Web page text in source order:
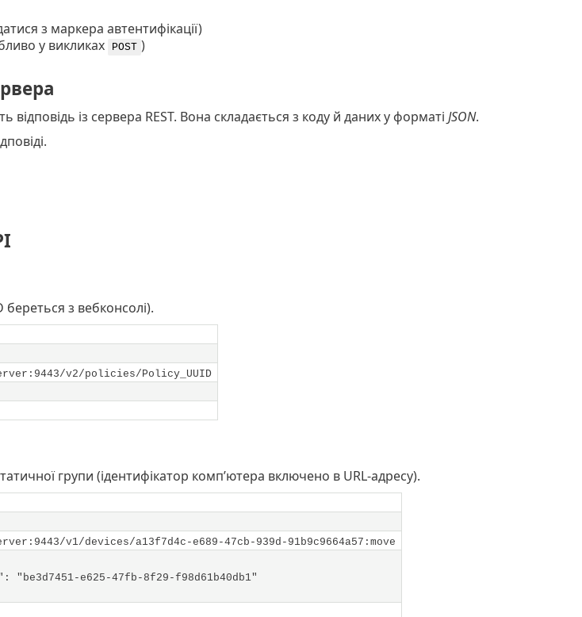
з маркера автентифікації)
у викликах POST )
із сервера REST. Вона складається з коду й даних у форматі JSON.
береться з вебконсолі).
v2/policies/Policy_UUID
групи (ідентифікатор комп’ютера включено в URL-адресу).
v1/devices/a13f7d4c-e689-47cb-939d-91b9c9664a57:move
"be3d7451-e625-47fb-8f29-f98d61b40db1"